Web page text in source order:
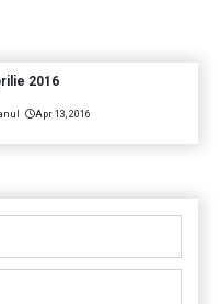
2016
Apr 13, 2016